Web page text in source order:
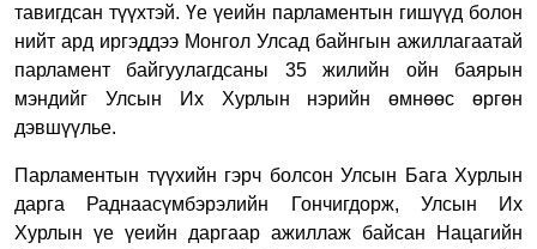
тавигдсан түүхтэй. Үе үеийн парламентын гишүүд болон
нийт ард иргэддээ Монгол Улсад байнгын ажиллагаатай
парламент байгуулагдсаны 35 жилийн ойн баярын
мэндийг Улсын Их Хурлын нэрийн өмнөөс өргөн
дэвшүүлье.
Парламентын түүхийн гэрч болсон Улсын Бага Хурлын
дарга Раднаасүмбэрэлийн Гончигдорж, Улсын Их
Хурлын үе үеийн даргаар ажиллаж байсан Нацагийн